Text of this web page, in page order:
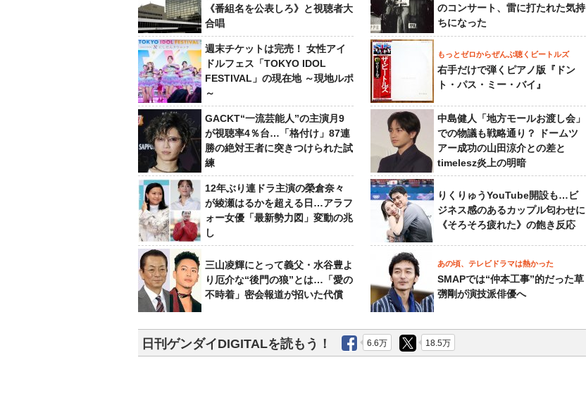
《番組名を公表しろ》と視聴者大
合唱
のコンサート、雷に打たれた気持
ちになった
週末チケットは完売！ 女性アイ
ドルフェス「TOKYO IDOL
FESTIVAL」の現在地 ～現地ルポ
～
もっとゼロからぜんぶ聴くビートルズ
右手だけで弾くピアノ版『ドン
ト・パス・ミー・バイ』
GACKT“一流芸能人”の主演月9
が視聴率4％台…「格付け」87連
勝の絶対王者に突きつけられた試
練
中島健人「地方モールお渡し会」
での物議も戦略通り？ ドームツ
アー成功の山田涼介との差と
timelesz炎上の明暗
12年ぶり連ドラ主演の榮倉奈々
が綾瀬はるかを超える日…アラフ
ォー女優「最新勢力図」変動の兆
し
りくりゅうYouTube開設も…ビ
ジネス感のあるカップル匂わせに
《そろそろ疲れた》の飽き反応
三山凌輝にとって義父・水谷豊よ
り厄介な“後門の狼”とは…「愛の
不時着」密会報道が招いた代償
あの頃、テレビドラマは熱かった
SMAPでは“仲本工事”的だった草
彅剛が演技派俳優へ
日刊ゲンダイDIGITALを読もう！ 6.6万 18.5万